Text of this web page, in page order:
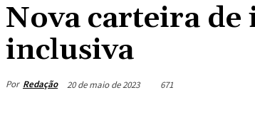
Nova carteira de
inclusiva
Por Redação 20 de maio de 2023 671